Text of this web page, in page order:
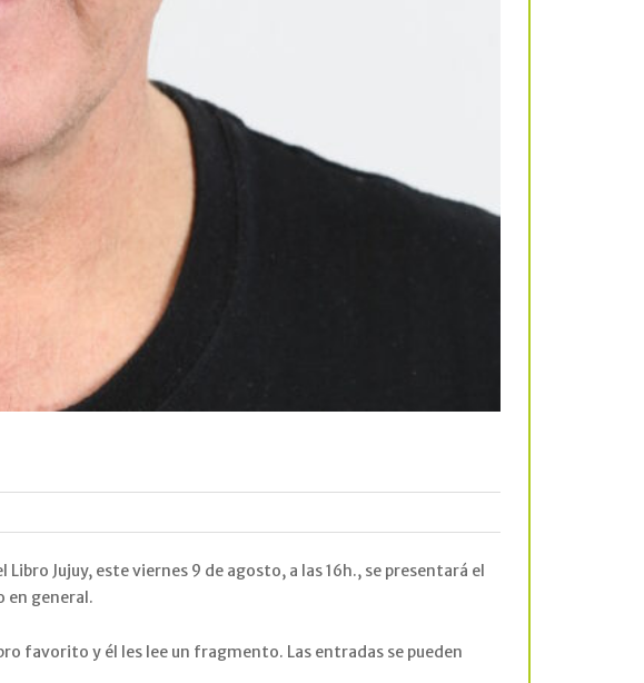
Jujuy, este viernes 9 de agosto, a las 16h., se presentará el
en general.
favorito y él les lee un fragmento. Las entradas se pueden